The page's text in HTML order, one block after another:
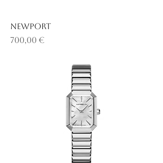
NEWPORT
Prix
700,00 €